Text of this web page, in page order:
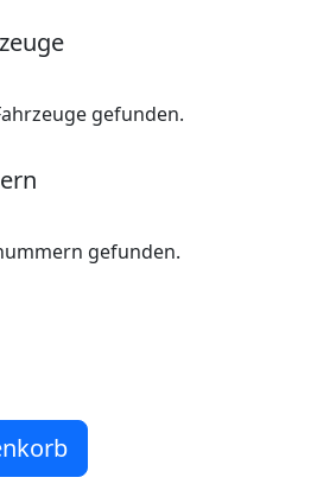
gefunden.
gefunden.